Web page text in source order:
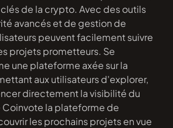
de la crypto. Avec des outils
avancés et de gestion de
peuvent facilement suivre
projets prometteurs. Se
une plateforme axée sur la
aux utilisateurs d'explorer,
directement la visibilité du
la plateforme de
les prochains projets en vue